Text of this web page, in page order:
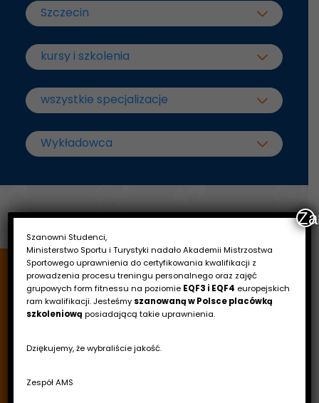
Szanowni Studenci,
Ministerstwo Sportu i Turystyki nadało Akademii Mistrzostwa
Sportowego uprawnienia do certyfikowania kwalifikacji z
prowadzenia procesu treningu personalnego oraz zajęć
grupowych form fitnessu na poziomie EQF3 i EQF4 europejskich
ram kwalifikacji. Jesteśmy szanowaną w Polsce placówką
szkoleniową posiadającą takie uprawnienia.
Dziękujemy, że wybraliście jakość.
Zespół AMS